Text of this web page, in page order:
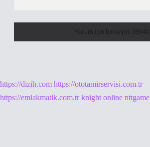
https://dizih.com https://ototamirservisi.com.tr
https://emlakmatik.com.tr knight online nttgame